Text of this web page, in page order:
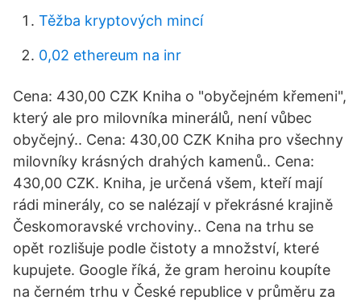
Těžba kryptových mincí
0,02 ethereum na inr
Cena: 430,00 CZK Kniha o "obyčejném křemeni",
který ale pro milovníka minerálů, není vůbec
obyčejný.. Cena: 430,00 CZK Kniha pro všechny
milovníky krásných drahých kamenů.. Cena:
430,00 CZK. Kniha, je určená všem, kteří mají
rádi minerály, co se nalézají v překrásné krajině
Českomoravské vrchoviny.. Cena na trhu se
opět rozlišuje podle čistoty a množství, které
kupujete. Google říká, že gram heroinu koupíte
na černém trhu v České republice v průměru za